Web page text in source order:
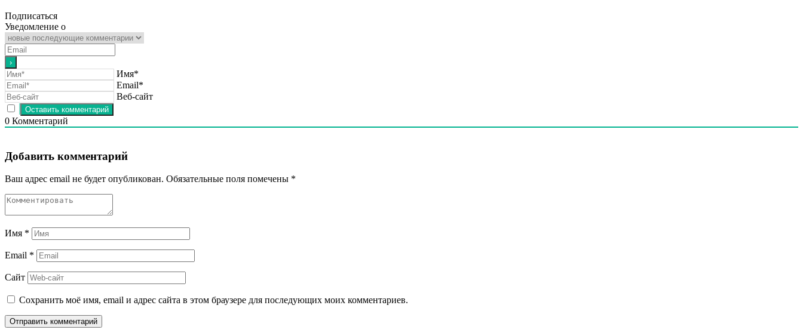
Подписаться
Уведомление о
Имя*
Email*
Веб-сайт
0 Комментарий
Добавить комментарий
Ваш адрес email не будет опубликован. Обязательные поля помечены *
Имя *
Email *
Сайт
Сохранить моё имя, email и адрес сайта в этом браузере для последующих моих комментариев.